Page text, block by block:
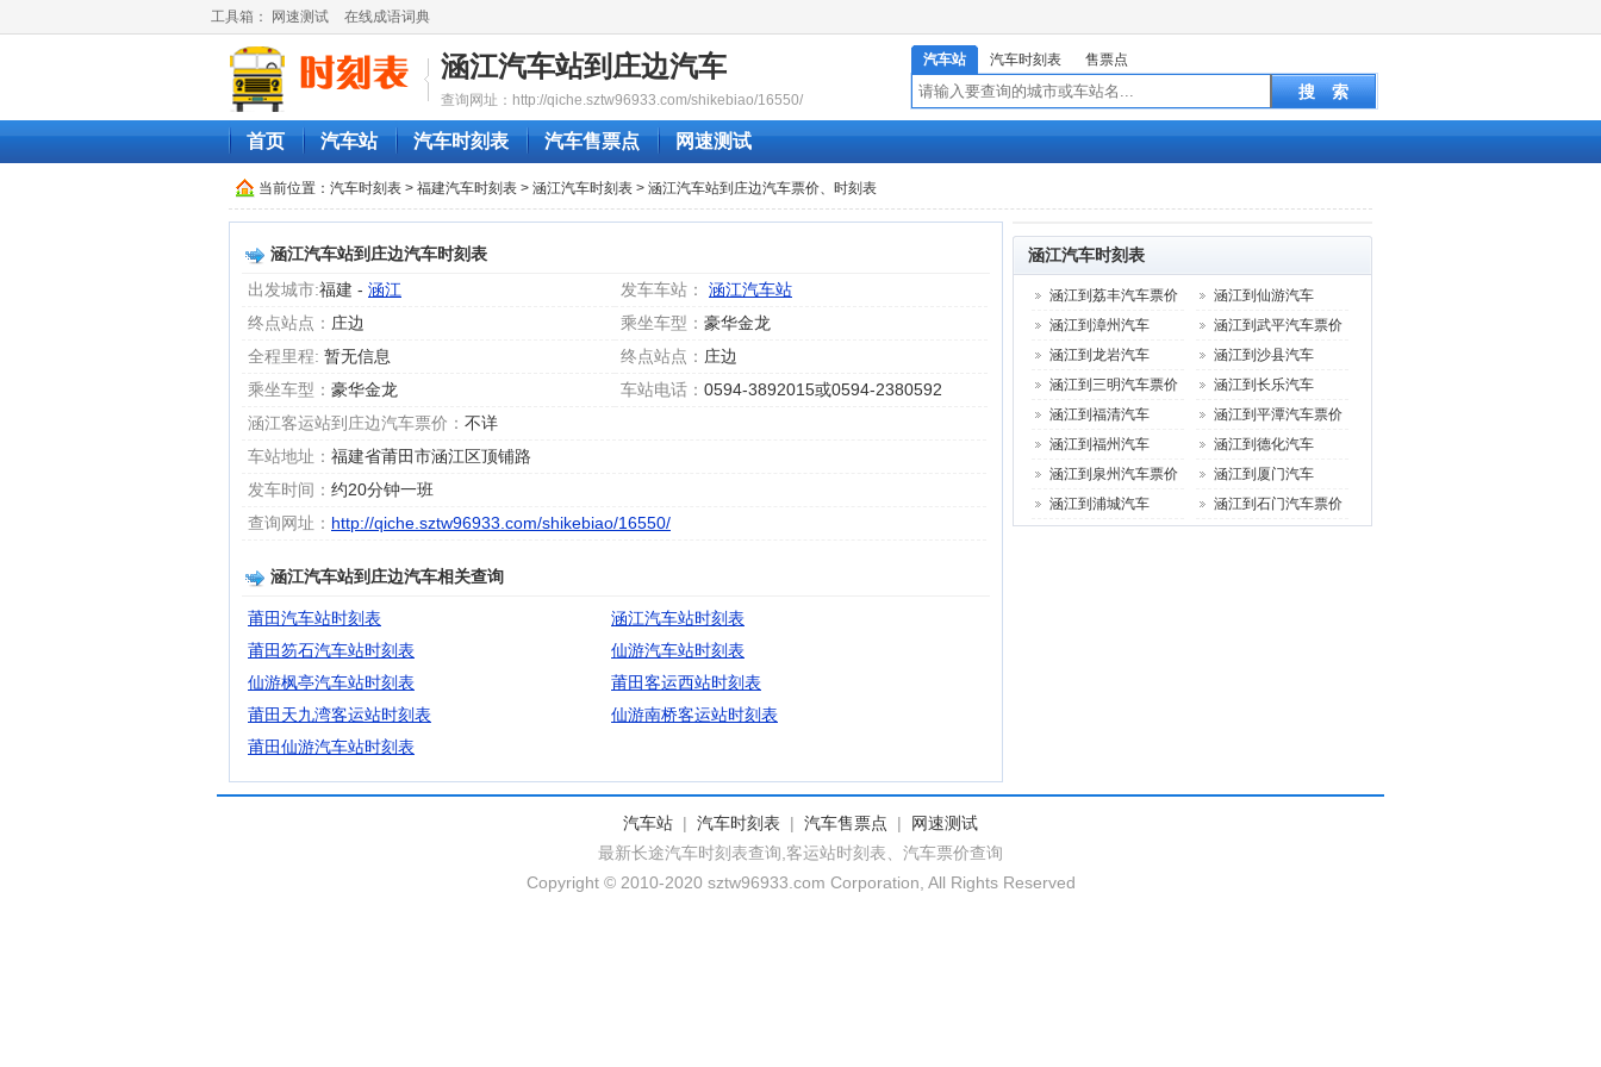
工具箱： 网速测试 在线成语词典
涵江汽车站到庄边汽车
查询网址：http://qiche.sztw96933.com/shikebiao/16550/
汽车站 汽车时刻表 售票点
首页 汽车站 汽车时刻表 汽车售票点 网速测试
当前位置： 汽车时刻表 > 福建汽车时刻表 > 涵江汽车时刻表 > 涵江汽车站到庄边汽车票价、时刻表
涵江汽车站到庄边汽车时刻表
出发城市:福建 - 涵江 发车车站：
涵江汽车站
终点站点： 庄边 乘坐车型： 豪华金龙
全程里程: 暂无信息 终点站点： 庄边
乘坐车型： 豪华金龙 车站电话： 0594-3892015或0594-2380592
涵江客运站到庄边汽车票价： 不详
车站地址： 福建省莆田市涵江区顶铺路
发车时间： 约20分钟一班
查询网址： http://qiche.sztw96933.com/shikebiao/16550/
涵江汽车站到庄边汽车相关查询
莆田汽车站时刻表
涵江汽车站时刻表
莆田笏石汽车站时刻表
仙游汽车站时刻表
仙游枫亭汽车站时刻表
莆田客运西站时刻表
莆田天九湾客运站时刻表
仙游南桥客运站时刻表
莆田仙游汽车站时刻表
涵江汽车时刻表
涵江到荔丰汽车票价
涵江到仙游汽车
涵江到漳州汽车
涵江到武平汽车票价
涵江到龙岩汽车
涵江到沙县汽车
涵江到三明汽车票价
涵江到长乐汽车
涵江到福清汽车
涵江到平潭汽车票价
涵江到福州汽车
涵江到德化汽车
涵江到泉州汽车票价
涵江到厦门汽车
涵江到浦城汽车
涵江到石门汽车票价
汽车站 | 汽车时刻表 | 汽车售票点 |
网速测试
最新长途汽车时刻表查询,客运站时刻表、汽车票价查询
Copyright © 2010-2020 sztw96933.com Corporation, All Rights Reserved